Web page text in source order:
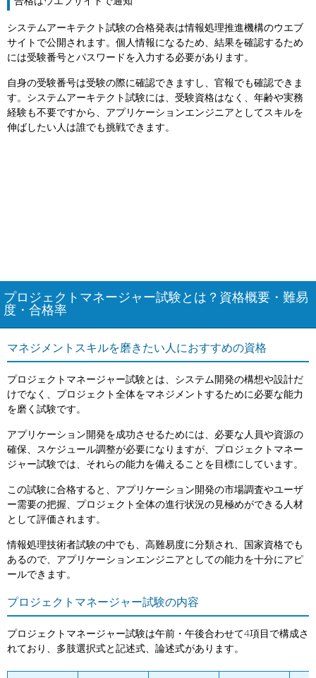
システムアーキテクト試験の合格発表は情報処理推進機構のウエブ
サイトで公開されます。個人情報になるため、結果を確認するため
には受験番号とパスワードを入力する必要があります。
自身の受験番号は受験の際に確認できますし、官報でも確認できま
す。システムアーキテクト試験には、受験資格はなく、年齢や実務
経験も不要ですから、アプリケーションエンジニアとしてスキルを
伸ばしたい人は誰でも挑戦できます。
プロジェクトマネージャー試験とは？資格概要・難易
度・合格率
マネジメントスキルを磨きたい人におすすめの資格
プロジェクトマネージャー試験とは、システム開発の構想や設計だ
けでなく、プロジェクト全体をマネジメントするために必要な能力
を磨く試験です。
アプリケーション開発を成功させるためには、必要な人員や資源の
確保、スケジュール調整が必要になりますが、プロジェクトマネー
ジャー試験では、それらの能力を備えることを目標にしています。
この試験に合格すると、アプリケーション開発の市場調査やユーザ
ー需要の把握、プロジェクト全体の進行状況の見極めができる人材
として評価されます。
情報処理技術者試験の中でも、高難易度に分類され、国家資格でも
あるので、アプリケーションエンジニアとしての能力を十分にアピ
ールできます。
プロジェクトマネージャー試験の内容
プロジェクトマネージャー試験は午前・午後合わせて4項目で構成さ
れており、多肢選択式と記述式、論述式があります。